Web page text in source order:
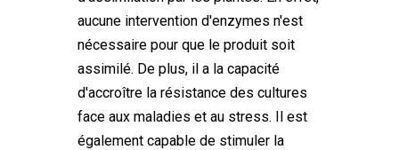
aucune intervention d'enzymes n'est
nécessaire pour que le produit soit
assimilé. De plus, il a la capacité
d'accroître la résistance des cultures
face aux maladies et au stress. Il est
également capable de stimuler la